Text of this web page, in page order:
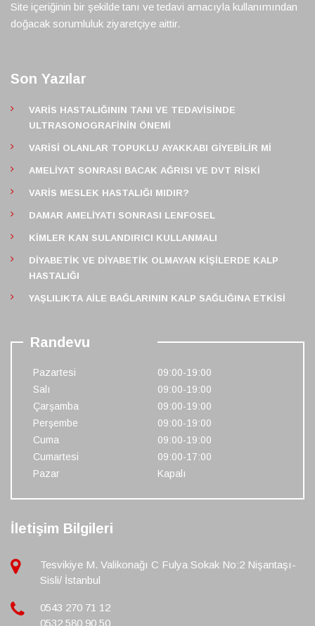
Site içeriğinin bir şekilde tanı ve tedavi amacıyla kullanımından
doğacak sorumluluk ziyaretçiye aittir.
Son Yazılar
VARIS HASTALIĞININ TANI VE TEDAVISINDE
ULTRASONOGRAFININ ÖNEMI
VARISI OLANLAR TOPUKLU AYAKKABI GIYEBILIR MI
AMELIYAT SONRASI BACAK AĞRISI VE DVT RISKI
VARIS MESLEK HASTALIĞI MIDIR?
DAMAR AMELIYATI SONRASI LENFOSEL
KIMLER KAN SULANDIRICI KULLANMALI
DIYABETIK VE DIYABETIK OLMAYAN KIŞILERDE KALP
HASTALIĞI
YAŞLILIKTA AILE BAĞLARININ KALP SAĞLIĞINA ETKISI
Randevu
Pazartesi
09:00-19:00
Salı
09:00-19:00
Çarşamba
09:00-19:00
Perşembe
09:00-19:00
Cuma
09:00-19:00
Cumartesi
09:00-17:00
Pazar
Kapalı
İletişim Bilgileri
Tesvikiye M. Valikonağı C Fulya Sokak No:2 Nişantaşı-
Sisli/ İstanbul
0543 270 71 12
0532 580 90 50